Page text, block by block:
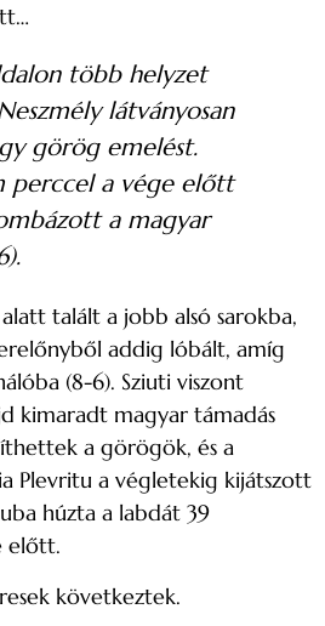
több helyzet
látványosan
görög emelést.
perccel a vége előtt
a magyar
talált a jobb alsó sarokba,
addig lóbált, amíg
(8-6). Sziuti viszont
kimaradt magyar támadás
a görögök, és a
Plevritu a végletekig kijátszott
húzta a labdát 39
előtt.
következtek.